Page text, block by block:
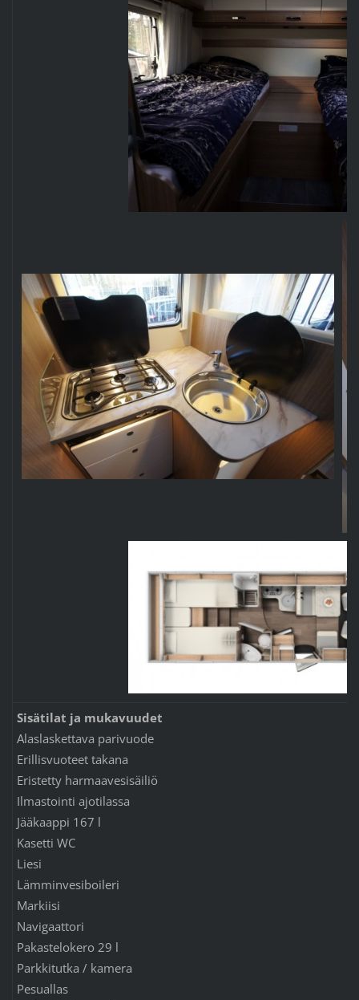
Sisätilat ja mukavuudet
Alaslaskettava parivuode
Erillisvuoteet takana
Eristetty harmaavesisäiliö
Ilmastointi ajotilassa
Jääkaappi 167 l
Kasetti WC
Liesi
Lämminvesiboileri
Markiisi
Navigaattori
Pakastelokero 29 l
Parkkitutka / kamera
Pesuallas